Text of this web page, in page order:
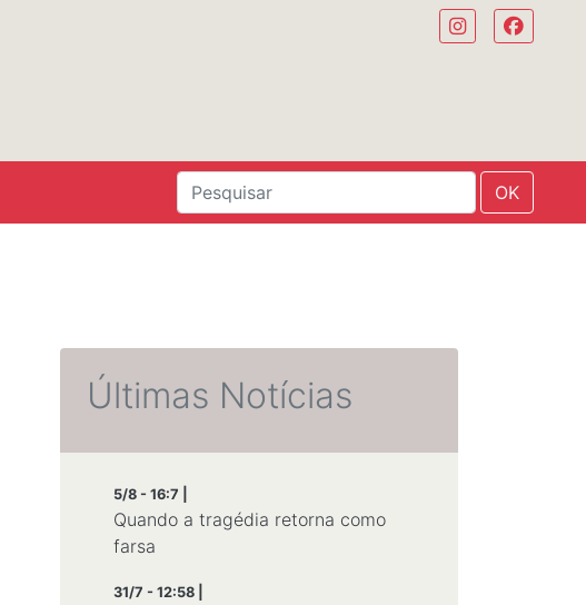
OK
Últimas Notícias
5/8 - 16:7 |
Quando a tragédia retorna como
farsa
31/7 - 12:58 |